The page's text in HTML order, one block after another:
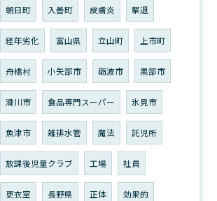
朝日町 入善町 皮膚炎 撃退
経年劣化 富山県 立山町 上市町
舟橋村 小矢部市 砺波市 黒部市
滑川市 食品専門スーパー 氷見市
魚津市 雑排水管 魔法 託児所
放課後児童クラブ 工場 社員
更衣室 長野県 正体 効果的